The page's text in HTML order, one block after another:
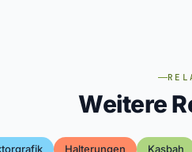
Weitere
Halterungen Kasbah